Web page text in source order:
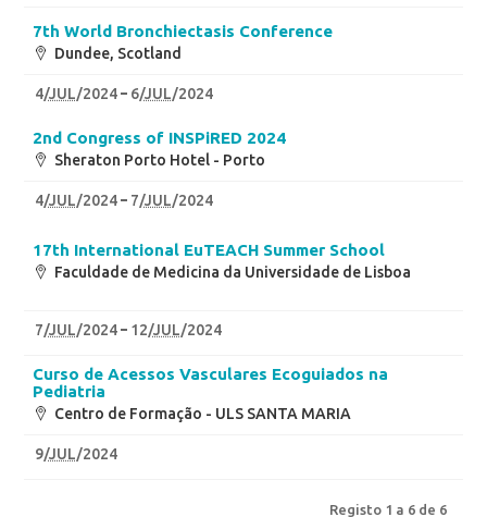
7th World Bronchiectasis Conference
Dundee, Scotland
4/JUL/2024 6/JUL/2024
2nd Congress of INSPiRED 2024
Sheraton Porto Hotel - Porto
4/JUL/2024 7/JUL/2024
17th International EuTEACH Summer School
Faculdade de Medicina da Universidade de Lisboa
7/JUL/2024 12/JUL/2024
Curso de Acessos Vasculares Ecoguiados na
Pediatria
Centro de Formação - ULS SANTA MARIA
9/JUL/2024
Registo 1 a 6 de 6